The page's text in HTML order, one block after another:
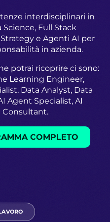
interdisciplinari in
Science, Full Stack
e Agenti AI per
in azienda.
potrai ricoprire ci sono:
Learning Engineer,
Data Analyst, Data
Agent Specialist, AI
Consultant.
COMPLETO